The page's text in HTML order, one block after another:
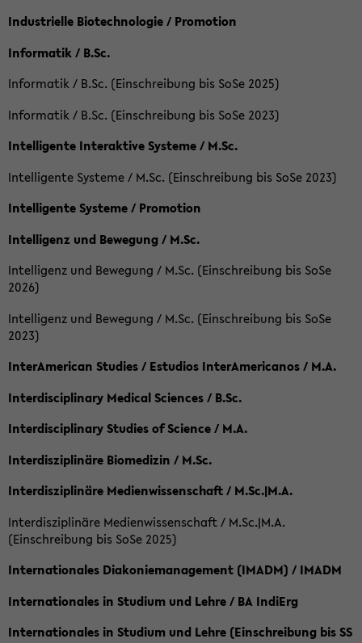
Industrielle Biotechnologie / Promotion
Informatik / B.Sc.
Informatik / B.Sc. (Einschreibung bis SoSe 2025)
Informatik / B.Sc. (Einschreibung bis SoSe 2023)
Intelligente Interaktive Systeme / M.Sc.
Intelligente Systeme / M.Sc. (Einschreibung bis SoSe 2023)
Intelligente Systeme / Promotion
Intelligenz und Bewegung / M.Sc.
Intelligenz und Bewegung / M.Sc. (Einschreibung bis SoSe
2026)
Intelligenz und Bewegung / M.Sc. (Einschreibung bis SoSe
2023)
InterAmerican Studies / Estudios InterAmericanos / M.A.
Interdisciplinary Medical Sciences / B.Sc.
Interdisciplinary Studies of Science / M.A.
Interdisziplinäre Biomedizin / M.Sc.
Interdisziplinäre Medienwissenschaft / M.Sc.|M.A.
Interdisziplinäre Medienwissenschaft / M.Sc.|M.A.
(Einschreibung bis SoSe 2025)
Internationales Diakoniemanagement (IMADM) / IMADM
Internationales in Studium und Lehre / BA IndiErg
Internationales in Studium und Lehre (Einschreibung bis SS